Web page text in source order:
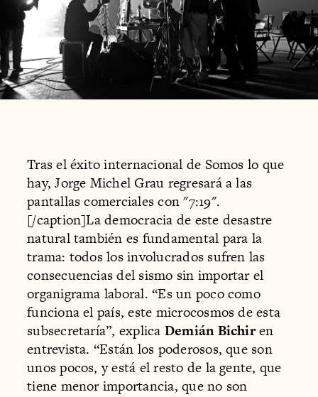
Tras el éxito internacional de Somos lo que
hay, Jorge Michel Grau regresará a las
pantallas comerciales con "7:19".
[/caption]La democracia de este desastre
natural también es fundamental para la
trama: todos los involucrados sufren las
consecuencias del sismo sin importar el
organigrama laboral. “Es un poco como
funciona el país, este microcosmos de esta
subsecretaría”, explica Demián Bichiren
entrevista. “Están los poderosos, que son
unos pocos, y está el resto de la gente, que
tiene menor importancia, que no son